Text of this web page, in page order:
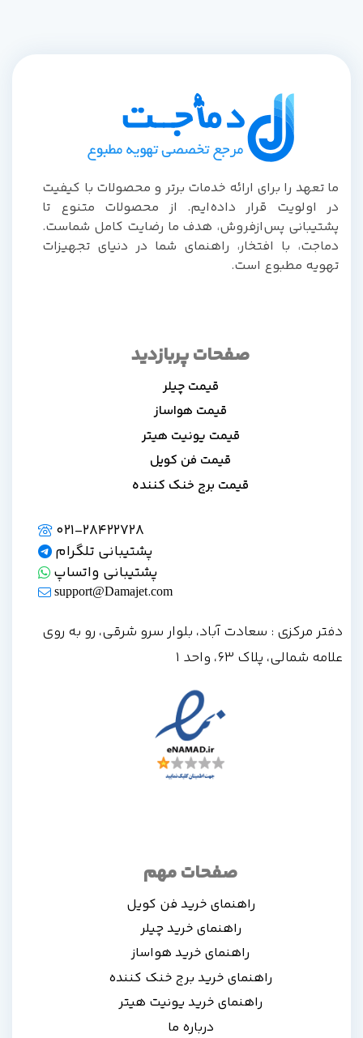
ما تعهد را برای ارائه خدمات برتر و محصولات با کیفیت
در اولویت قرار داده‌ایم. از محصولات متنوع تا
پشتیبانی پس‌از‌فروش، هدف ما رضایت کامل شماست.
دماجت، با افتخار، راهنمای شما در دنیای تجهیزات
تهویه مطبوع است.
صفحات پربازدید
قیمت چیلر
قیمت هواساز
قیمت یونیت هیتر
قیمت فن کویل
قیمت برج خنک کننده
صفحات مهم
راهنمای خرید فن کویل
راهنمای خرید چیلر
راهنمای خرید هواساز
راهنمای خرید برج خنک کننده
راهنمای خرید یونیت هیتر
درباره ما
021-28422728
پشتیبانی تلگرام
پشتیبانی واتساپ
support@Damajet.com
دفتر مرکزی : سعادت آباد، بلوار سرو شرقی، رو به روی
علامه شمالی، پلاک 63، واحد 1